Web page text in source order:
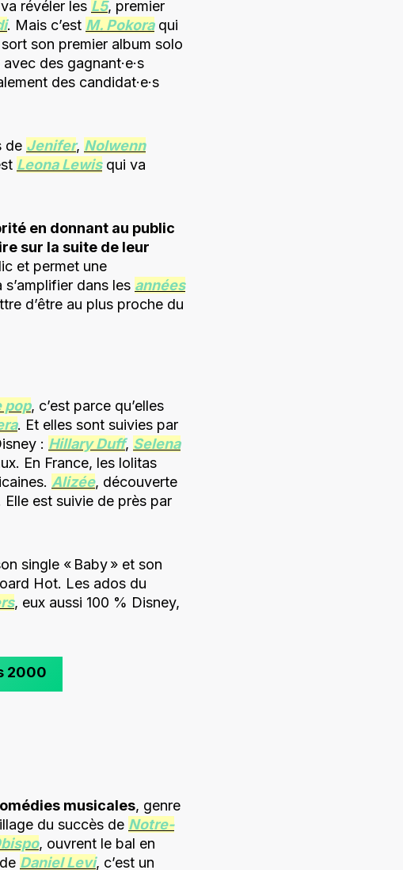
révéler les L5, premier
. Mais c’est M. Pokoraqui
son premier album solo
des gagnant·e·s
des candidat·e·s
de Jenifer, Nolwenn
Leona Lewisqui va
en donnant au public
sur la suite de leur
et permet une
dans les années
d’être au plus proche du
pop, c’est parce qu’elles
. Et elles sont suivies par
: Hillary Duff, Selena
En France, les lolitas
Alizée, découverte
est suivie de près par
single « Baby » et son
Hot. Les ados du
, eux aussi 100 % Disney,
2000
musicales, genre
du succès de Notre-
, ouvrent le bal en
Daniel Levi, c’est un